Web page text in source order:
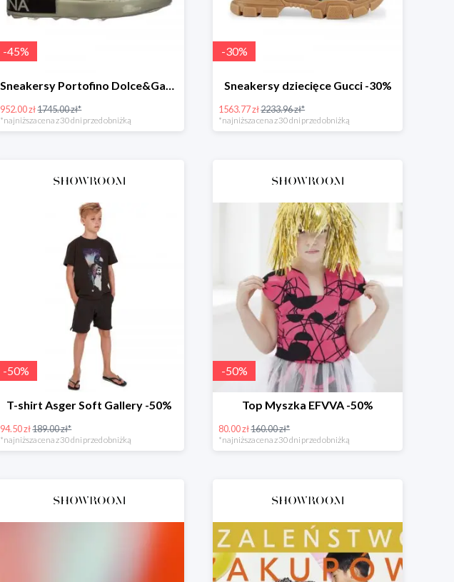
-45%
Sneakersy Portofino Dolce&Gabbana -45%
952.00 zł1745.00 zł*
*najniższa cena z 30 dni przed obniżką
-30%
Sneakersy dziecięce Gucci -30%
1563.77 zł2233.96 zł*
*najniższa cena z 30 dni przed obniżką
-50%
T-shirt Asger Soft Gallery -50%
94.50 zł189.00 zł*
*najniższa cena z 30 dni przed obniżką
-50%
Top Myszka EFVVA -50%
80.00 zł160.00 zł*
*najniższa cena z 30 dni przed obniżką